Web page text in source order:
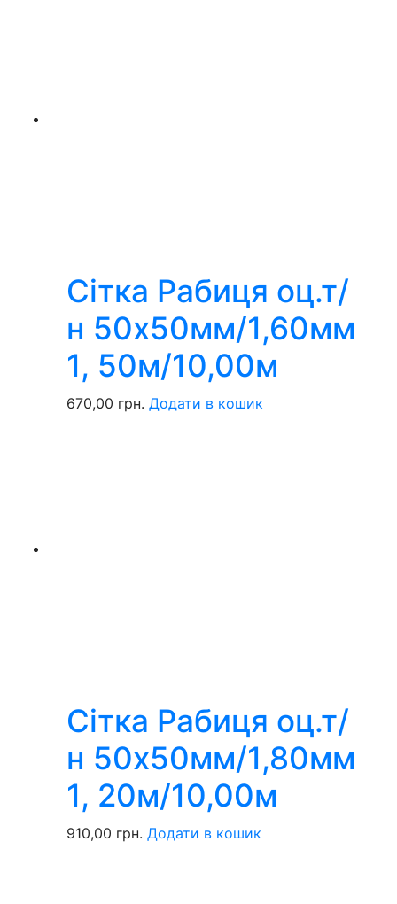
Сітка Рабиця оц.т/
н 50х50мм/1,60мм
1, 50м/10,00м
670,00 грн. Додати в кошик
Сітка Рабиця оц.т/
н 50х50мм/1,80мм
1, 20м/10,00м
910,00 грн. Додати в кошик